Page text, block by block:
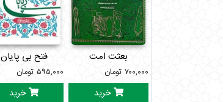
بعثت امت
۷۰۰,۰۰۰ تومان
خرید
فتح بی پایان
۵۹۵,۰۰۰ تومان
خرید